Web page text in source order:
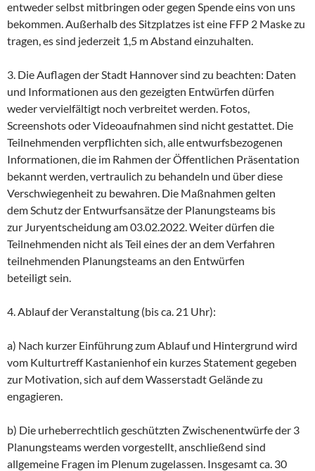
entweder selbst mitbringen oder gegen Spende eins von uns
bekommen. Außerhalb des Sitzplatzes ist eine FFP 2 Maske zu
tragen, es sind jederzeit 1,5 m Abstand einzuhalten.
3. Die Auflagen der Stadt Hannover sind zu beachten: Daten
und Informationen aus den gezeigten Entwürfen dürfen
weder vervielfältigt noch verbreitet werden. Fotos,
Screenshots oder Videoaufnahmen sind nicht gestattet. Die
Teilnehmenden verpflichten sich, alle entwurfsbezogenen
Informationen, die im Rahmen der Öffentlichen Präsentation
bekannt werden, vertraulich zu behandeln und über diese
Verschwiegenheit zu bewahren. Die Maßnahmen gelten
dem Schutz der Entwurfsansätze der Planungsteams bis
zur Juryentscheidung am 03.02.2022. Weiter dürfen die
Teilnehmenden nicht als Teil eines der an dem Verfahren
teilnehmenden Planungsteams an den Entwürfen
beteiligt sein.
4. Ablauf der Veranstaltung (bis ca. 21 Uhr):
a) Nach kurzer Einführung zum Ablauf und Hintergrund wird
vom Kulturtreff Kastanienhof ein kurzes Statement gegeben
zur Motivation, sich auf dem Wasserstadt Gelände zu
engagieren.
b) Die urheberrechtlich geschützten Zwischenentwürfe der 3
Planungsteams werden vorgestellt, anschließend sind
allgemeine Fragen im Plenum zugelassen. Insgesamt ca. 30